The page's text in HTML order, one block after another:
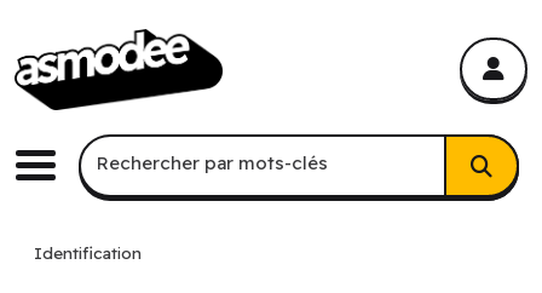
Menu
Recherche par mots-clés
Rechercher par mots-clés
Identification